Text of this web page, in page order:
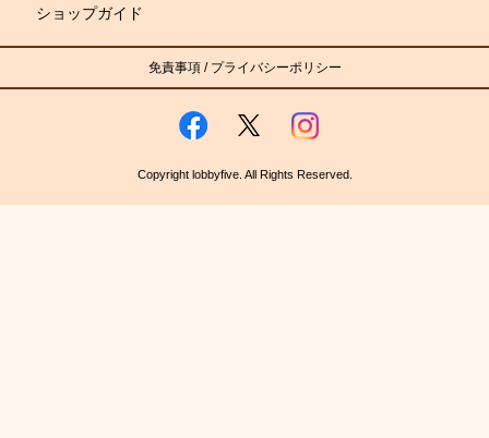
ショップガイド
免責事項/ プライバシーポリシー
Copyright lobbyfive. All Rights Reserved.